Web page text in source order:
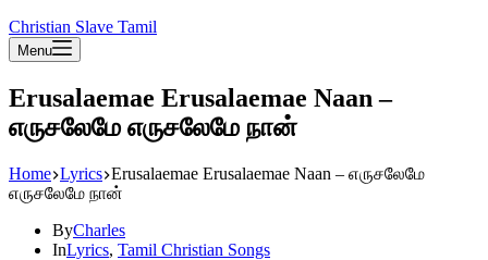
Christian Slave Tamil
Menu
Erusalaemae Erusalaemae Naan –
எருசலேமே எருசலேமே நான்
Home Lyrics Erusalaemae Erusalaemae Naan – எருசலேமே
எருசலேமே நான்
ByCharles
InLyrics, Tamil Christian Songs